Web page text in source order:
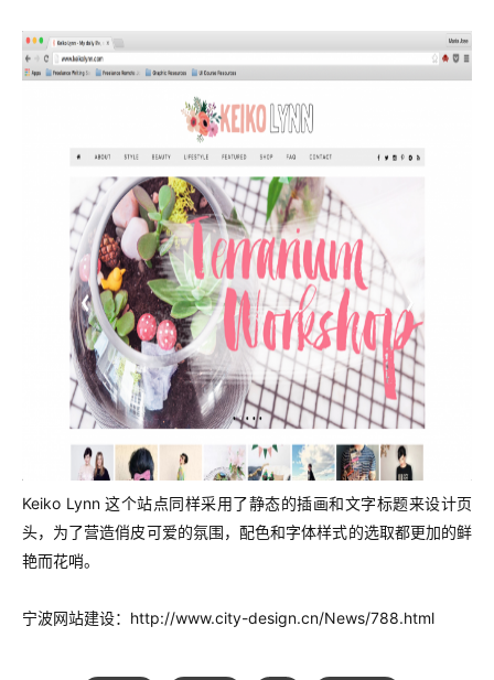
Keiko Lynn 这个站点同样采用了静态的插画和文字标题来设计页
头，为了营造俏皮可爱的氛围，配色和字体样式的选取都更加的鲜
艳而花哨。
宁波网站建设：http://www.city-design.cn/News/788.html